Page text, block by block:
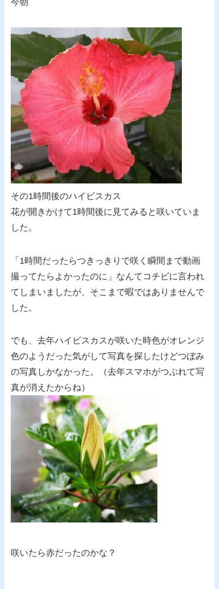
その1時間後のハイビスカス
花が開きかけて1時間後に見てみると咲いていま
した。
「1時間だったらつきっきりで咲く瞬間まで動画
撮ってたらよかったのに」なんてコチビに言われ
てしまいましたが、そこまで暇ではありませんで
した。
でも、去年ハイビスカスが咲いた時色がオレンジ
色のようだった気がして写真を探したけどつぼみ
の写真しかなかった。（去年スマホがつぶれて写
真が消えたからね）
咲いたら赤だったのかな？